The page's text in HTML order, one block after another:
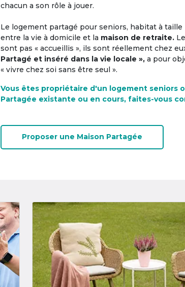
chacun a son rôle à jouer.
Le logement partagé pour seniors, habitat à
entre la vie à domicile et la maison de retraite.
sont pas « accueillis », ils sont réellement chez
Partagé et inséré dans la vie locale », a pour
« vivre chez soi sans être seul ».
Vous êtes propriétaire d'un logement seniors
Partagée existante ou en cours, faites-vous
Proposer une Maison Partagée